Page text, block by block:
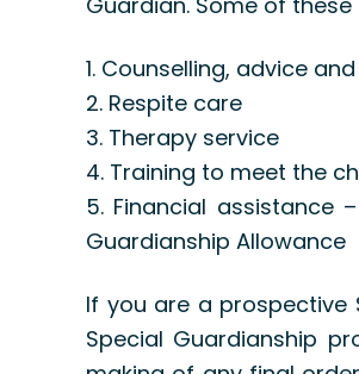
1. Counselling, advice
2. Respite care
3. Therapy service
4. Training to meet the
5. Financial assistance
Guardianship Allowance
If you are a
Special Guardianship